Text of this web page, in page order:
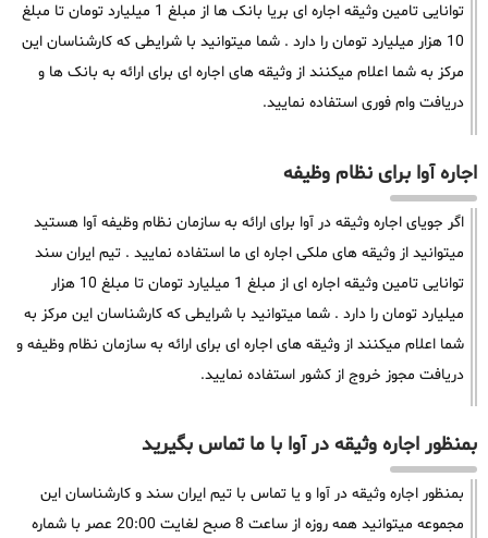
توانایی تامین وثیقه اجاره ای بریا بانک ها از مبلغ 1 میلیارد تومان تا مبلغ
10 هزار میلیارد تومان را دارد . شما میتوانید با شرایطی که کارشناسان این
مرکز به شما اعلام میکنند از وثیقه های اجاره ای برای ارائه به بانک ها و
دریافت وام فوری استفاده نمایید.
اجاره آوا برای نظام وظیفه
اگر جویای اجاره وثیقه در آوا برای ارائه به سازمان نظام وظیفه آوا هستید
میتوانید از وثیقه های ملکی اجاره ای ما استفاده نمایید . تیم ایران سند
توانایی تامین وثیقه اجاره ای از مبلغ 1 میلیارد تومان تا مبلغ 10 هزار
میلیارد تومان را دارد . شما میتوانید با شرایطی که کارشناسان این مرکز به
شما اعلام میکنند از وثیقه های اجاره ای برای ارائه به سازمان نظام وظیفه و
دریافت مجوز خروج از کشور استفاده نمایید.
بمنظور اجاره وثیقه در آوا با ما تماس بگیرید
بمنظور اجاره وثیقه در آوا و یا تماس با تیم ایران سند و کارشناسان این
مجموعه میتوانید همه روزه از ساعت 8 صبح لغایت 20:00 عصر با شماره